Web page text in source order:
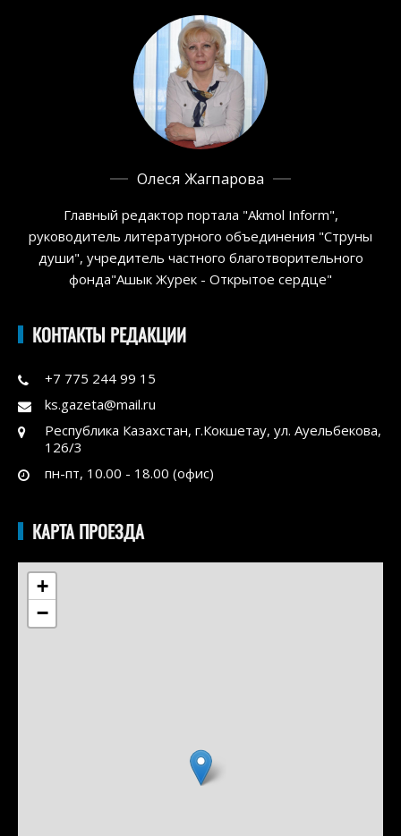
Олеся Жагпарова
Главный редактор портала "Akmol Inform",
руководитель литературного объединения "Струны
души", учредитель частного благотворительного
фонда"Ашык Журек - Открытое сердце"
КОНТАКТЫ РЕДАКЦИИ
+7 775 244 99 15
ks.gazeta@mail.ru
Республика Казахстан, г.Кокшетау, ул. Ауельбекова,
126/3
пн-пт, 10.00 - 18.00 (офис)
КАРТА ПРОЕЗДА
+
−